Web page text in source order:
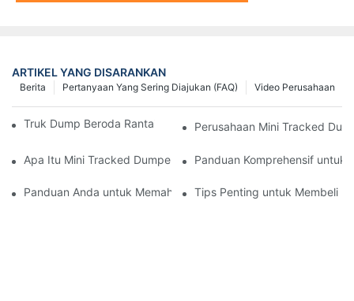
ARTIKEL YANG DISARANKAN
Video Perusahaan
Pertanyaan Yang Sering Diajukan (FAQ)
Berita
Truk Dump Beroda Rantai Terbaik di Pasaran Saat Ini
Perusahaan Mini Tracked
Apa Itu Mini Tracked Dumper dan Apa Manfaatnya?
Panduan Komprehensif untuk
Panduan Anda untuk Memahami Pemasok Palu Tiang Hidrolik
Tips Penting untuk Membeli